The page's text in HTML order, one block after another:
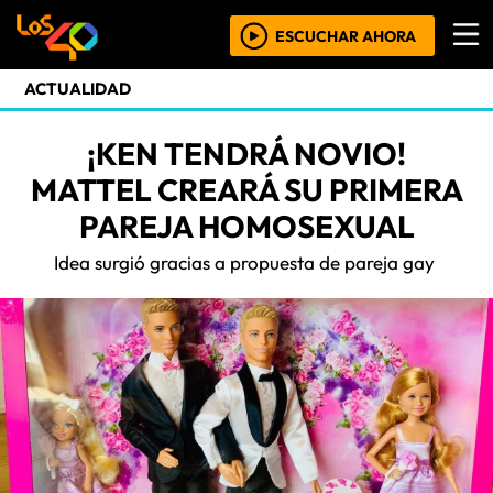
ESCUCHAR AHORA
ACTUALIDAD
¡KEN TENDRÁ NOVIO!
MATTEL CREARÁ SU PRIMERA
PAREJA HOMOSEXUAL
Idea surgió gracias a propuesta de pareja gay